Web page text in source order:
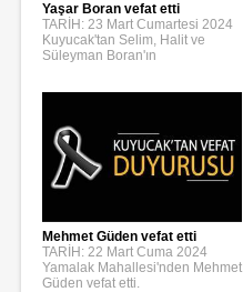
Yaşar Boran vefat etti
TARİH: 23 Mart Cumartesi 2024
Kuyucak'tan Selim, Halit ve
Süleyman Boran'ın
Mehmet Güden vefat etti
TARİH: 22 Mart Cuma 2024
Yamalak Mahallesi'nden Mehmet
Güden vefat etti.